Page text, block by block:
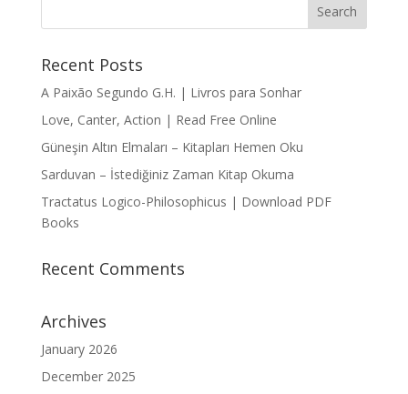
Recent Posts
A Paixão Segundo G.H. | Livros para Sonhar
Love, Canter, Action | Read Free Online
Güneşin Altın Elmaları – Kitapları Hemen Oku
Sarduvan – İstediğiniz Zaman Kitap Okuma
Tractatus Logico-Philosophicus | Download PDF
Books
Recent Comments
Archives
January 2026
December 2025